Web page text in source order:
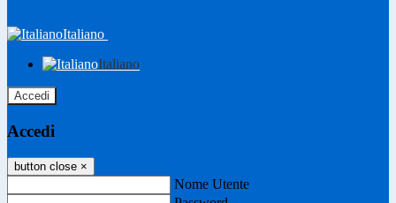
Italiano
Italiano
Accedi
Accedi
button close ×
Nome Utente